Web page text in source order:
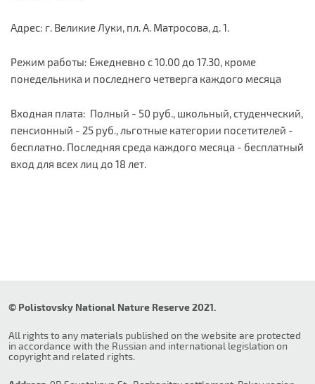
Адрес: г. Великие Луки, пл. А. Матросова, д. 1.
Режим работы: Ежедневно с 10.00 до 17.30, кроме
понедельника и последнего четверга каждого месяца
Входная плата: Полный - 50 руб., школьный, студенческий,
пенсионный - 25 руб., льготные категории посетителей -
бесплатно. Последняя среда каждого месяца - бесплатный
вход для всех лиц до 18 лет.
© Polistovsky National Nature Reserve 2021.
All rights to any materials published on the website are protected
in accordance with the Russian and international legislation on
copyright and related rights.